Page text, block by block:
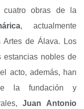
cuatro obras de la
, actualmente
de Álava. Los
estancias nobles de
acto, además, han
la fundación y
Juan Antonio